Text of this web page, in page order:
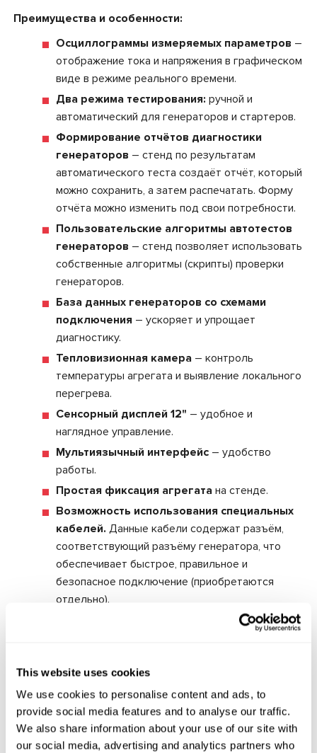
This website uses cookies
We use cookies to personalise content and ads, to
provide social media features and to analyse our traffic.
We also share information about your use of our site with
our social media, advertising and analytics partners who
Преимущества и особенности:
Осциллограммы измеряемых параметров –
отображение тока и напряжения в графическом
виде в режиме реального времени.
Два режима тестирования: ручной и
автоматический для генераторов и стартеров.
Формирование отчётов диагностики
генераторов – стенд по результатам
автоматического теста создаёт отчёт, который
можно сохранить, а затем распечатать. Форму
отчёта можно изменить под свои потребности.
Пользовательские алгоритмы автотестов
генераторов – стенд позволяет использовать
собственные алгоритмы (скрипты) проверки
генераторов.
База данных генераторов со схемами
подключения – ускоряет и упрощает
диагностику.
Тепловизионная камера – контроль
температуры агрегата и выявление локального
перегрева.
Сенсорный дисплей 12" – удобное и
наглядное управление.
Мультиязычный интерфейс – удобство
работы.
Простая фиксация агрегата на стенде.
Возможность использования специальных
кабелей. Данные кабели содержат разъём,
соответствующий разъёму генератора, что
обеспечивает быстрое, правильное и
безопасное подключение (приобретаются
отдельно).
Бесплатные автоматические обновления
Технические характеристики
Напряжение питания, В 400